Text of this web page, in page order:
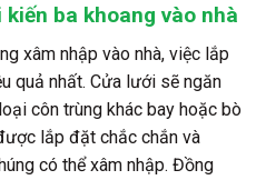
ba khoang vào nhà
xâm nhập vào nhà, việc lắp
quả nhất. Cửa lưới sẽ ngăn
côn trùng khác bay hoặc bò
lắp đặt chắc chắn và
có thể xâm nhập. Đồng